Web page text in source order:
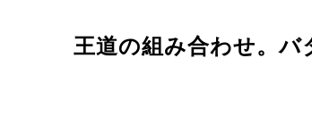
王道の組み合わせ。バ